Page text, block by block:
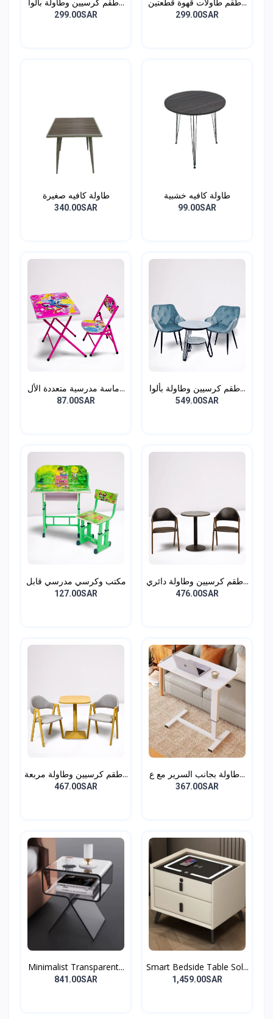
299.00SAR 299.00SAR
طاولة كافيه صغيرة
340.00SAR
طاولة كافيه خشبية
99.00SAR
ماسة مدرسية متعددة الأل...
87.00SAR
طقم كرسيين وطاولة بألوا...
549.00SAR
مكتب وكرسي مدرسي قابل
ل...
127.00SAR
طقم كرسيين وطاولة دائري...
476.00SAR
طقم كرسيين وطاولة مربعة...
467.00SAR
طاولة بجانب السرير مع ع...
367.00SAR
Minimalist Transparent...
841.00SAR
Smart Bedside Table Sol...
1,459.00SAR